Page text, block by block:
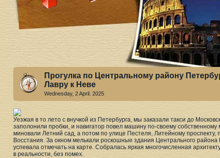
Прогулка по Центральному району
Лавру к Неве
Wednesday, 2 April. 2025
Уезжая в то лето с внучкой из Петербурга, мы заказали такси до
заполонили пробки, и навигатор повел машину по-своему
миновали Летний сад, а потом по улице Пестеля, Литейному проспекту,
Восстания. За окном мелькали роскошные здания Центрального
успевала отмечать на карте. Собралась яркая многочисленная
в реальности, без помех.